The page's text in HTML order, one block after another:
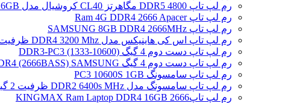
رم لپ تاپ DDR5 4800 مگاهرتز CL40 کروشیال مدل CT16 /16GB
رم لپ تاپ Ram 4G DDR4 2666 Apacer
رم لپ تاپ SAMSUNG 8GB DDR4 2666MHz
رم لپ تاپ اس کی هاینیکس مدل DDR4 3200 Mhz ظرفیت 4 گیگابایت
رم لپ تاپ دست دوم 4 گیگ DDR3-PC3 (1333-10600)
رم لپ تاپ دست دوم 4 گیگ DDR4 (2666BASS) SAMSUNG
رم لپ تاپ سامسونگ PC3 10600S 1GB
رم لپ تاپ سامسونگ مدل DDR2 6400s MHz ظرفیت 2 گیگابایت
رم لپ تاپ2666 KINGMAX Ram Laptop DDR4 16GB